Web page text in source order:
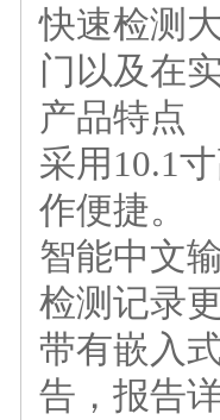
快速检测
门以及在
产品特点
采用 10.1
作便捷。
智能中文
检测记录
带有嵌入
告，报告